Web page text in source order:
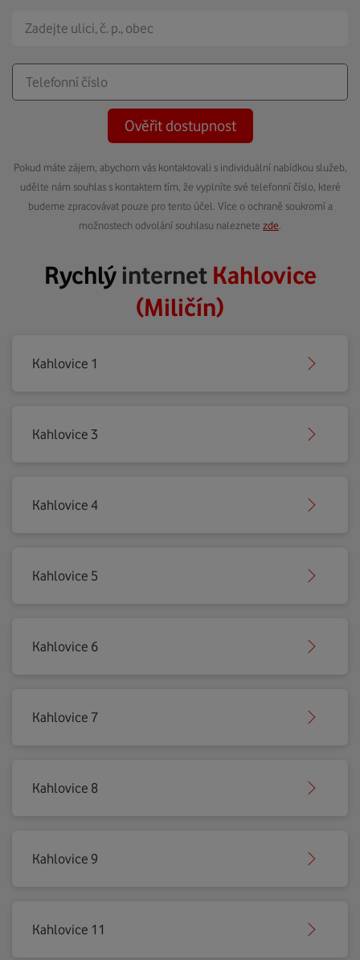
Ověřit dostupnost
Pokud máte zájem, abychom vás kontaktovali s individuální nabídkou služeb,
udělte nám souhlas s kontaktem tím, že vyplníte své telefonní číslo, které
budeme zpracovávat pouze pro tento účel. Více o ochraně soukromí a
možnostech odvolání souhlasu naleznete zde
Rychlýinternet Kahlovice
(Miličín)
Kahlovice 1
Kahlovice 3
Kahlovice 4
Kahlovice 5
Kahlovice 6
Kahlovice 7
Kahlovice 8
Kahlovice 9
Kahlovice 11